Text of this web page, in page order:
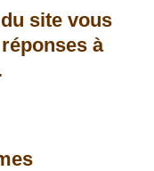
site vous
à